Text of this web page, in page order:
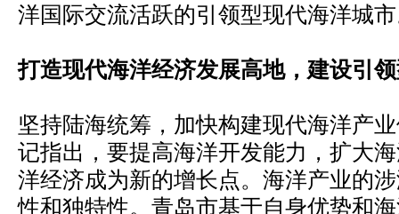
洋国际交流活跃的引领型现代海洋城
打造现代海洋经济发展高地，建设引
坚持陆海统筹，加快构建现代海洋产
记指出，要提高海洋开发能力，扩大
洋经济成为新的增长点。海洋产业的
性和独特性。青岛市基于自身优势和